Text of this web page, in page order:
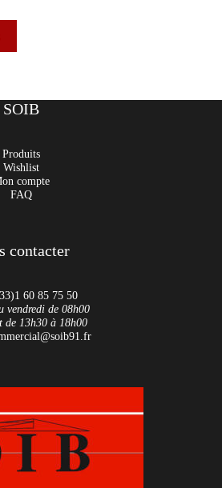
SOIB
Produits
Wishlist
compte
FAQ
contacter
60 85 75 50
vendredi de 08h00
de 13h30 à 18h00